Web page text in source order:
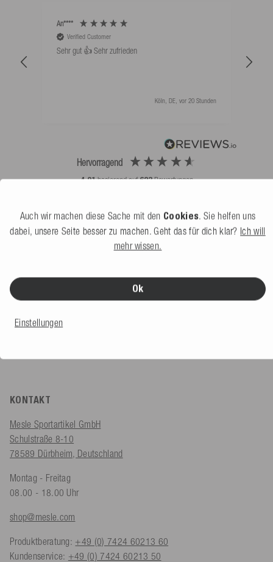
Hervorragend
4,91basierend auf623Bewertungen
An****
Verified Customer
Sehr gut 👍 Sehr zufrieden
Köln, DE, vor 20 Stunden
Seilbahnen, Händler & Kommerzielles
KONTAKT
Mesle Sportartikel GmbH
Schulstraße 8-10
78589 Dürbheim, Deutschland
Montag - Freitag
08.00 - 18.00 Uhr
shop@mesle.com
Produktberatung: +49 (0) 7424 60213 60
Kundenservice: +49 (0) 7424 60213 50
Auch wir machen diese Sache mit den Cookies. Sie helfen uns
dabei, unsere Seite besser zu machen. Geht das für dich klar? Ich will
mehr wissen.
Ok
Einstellungen